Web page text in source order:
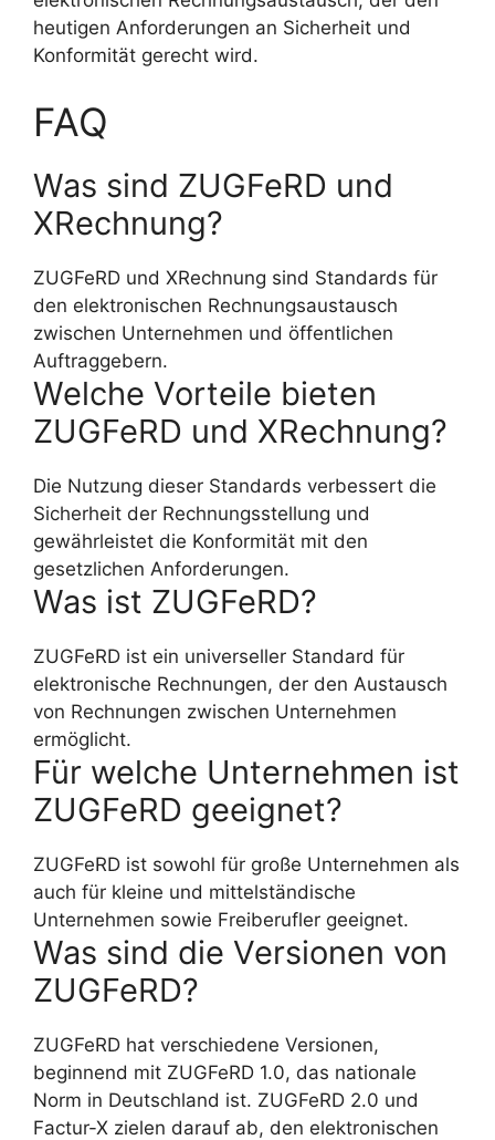
heutigen Anforderungen an Sicherheit und
Konformität gerecht wird.
FAQ
Was sind ZUGFeRD und
XRechnung?
ZUGFeRD und XRechnung sind Standards für
den elektronischen Rechnungsaustausch
zwischen Unternehmen und öffentlichen
Auftraggebern.
Welche Vorteile bieten
ZUGFeRD und XRechnung?
Die Nutzung dieser Standards verbessert die
Sicherheit der Rechnungsstellung und
gewährleistet die Konformität mit den
gesetzlichen Anforderungen.
Was ist ZUGFeRD?
ZUGFeRD ist ein universeller Standard für
elektronische Rechnungen, der den Austausch
von Rechnungen zwischen Unternehmen
ermöglicht.
Für welche Unternehmen ist
ZUGFeRD geeignet?
ZUGFeRD ist sowohl für große Unternehmen als
auch für kleine und mittelständische
Unternehmen sowie Freiberufler geeignet.
Was sind die Versionen von
ZUGFeRD?
ZUGFeRD hat verschiedene Versionen,
beginnend mit ZUGFeRD 1.0, das nationale
Norm in Deutschland ist. ZUGFeRD 2.0 und
Factur-X zielen darauf ab, den elektronischen